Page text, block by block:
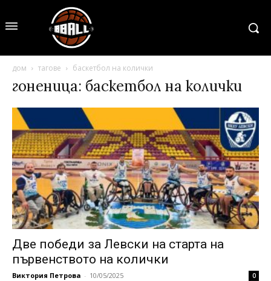
дом тагове баскетбол на колички
гоненица: баскетбол на колички
Две победи за Левски на старта на
първенството на колички
Виктория Петрова - 10/05/2025 0